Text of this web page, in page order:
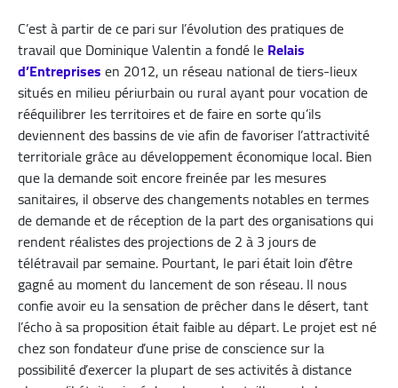
C’est à partir de ce pari sur l’évolution des pratiques de
travail que Dominique Valentin a fondé leRelais
d’Entreprises​ en 2012, un réseau national de tiers-lieux
situés en milieu périurbain ou rural ayant pour vocation de
rééquilibrer les territoires et de faire en sorte qu’ils
deviennent des bassins de vie afin de favoriser l’attractivité
territoriale grâce au développement économique local. Bien
que la demande soit encore freinée par les mesures
sanitaires, il observe des changements notables en termes
de demande et de réception de la part des organisations qui
rendent réalistes des projections de 2 à 3 jours de
télétravail par semaine. Pourtant, le pari était loin d’être
gagné au moment du lancement de son réseau. Il nous
confie avoir eu la sensation de prêcher dans le désert, tant
l’écho à sa proposition était faible au départ. Le projet est né
chez son fondateur d’une prise de conscience sur la
possibilité d’exercer la plupart de ses activités à distance